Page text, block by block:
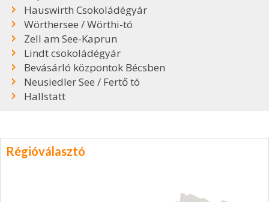
Hauswirth Csokoládégyár
Wörthersee / Wörthi-tó
Zell am See-Kaprun
Lindt csokoládégyár
Bevásárló központok Bécsben
Neusiedler See / Fertő tó
Hallstatt
Régióválasztó